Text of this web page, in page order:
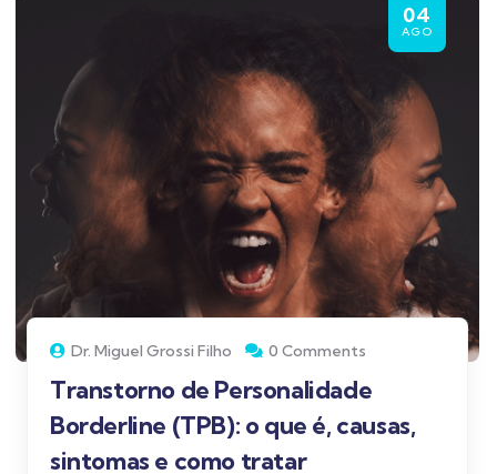
04
AGO
Dr. Miguel Grossi Filho 0 Comments
Transtorno de Personalidade
Borderline (TPB): o que é, causas,
sintomas e como tratar